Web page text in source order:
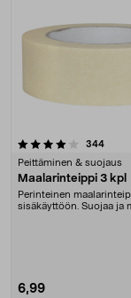
344
Peittäminen & suojaus
Maalarinteippi 3 kpl
Perinteinen
sisäkäyttöön. Suojaa ja
6,99
3.5 viidestä tähdestä